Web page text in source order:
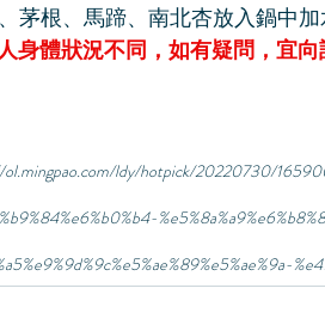
茅根、馬蹄、南北杏放入鍋中
身體狀況不同，如有疑問，宜
ldy/hotpick/20220730/